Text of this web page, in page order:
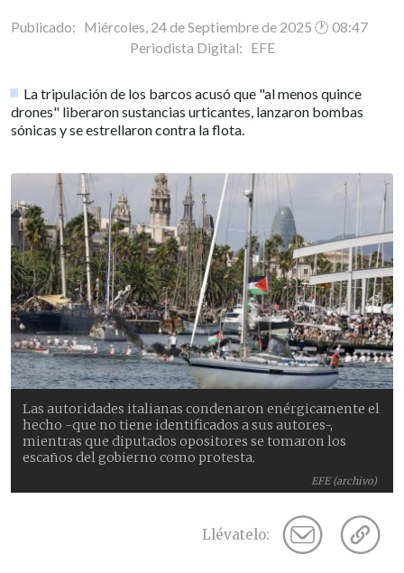
Publicado: Miércoles, 24 de Septiembre de 2025 🕐 08:47
Periodista Digital: EFE
La tripulación de los barcos acusó que "al menos quince
drones" liberaron sustancias urticantes, lanzaron bombas
sónicas y se estrellaron contra la flota.
EFE (archivo)
Las autoridades italianas condenaron enérgicamente el
hecho -que no tiene identificados a sus autores-,
mientras que diputados opositores se tomaron los
escaños del gobierno como protesta.
Llévatelo: